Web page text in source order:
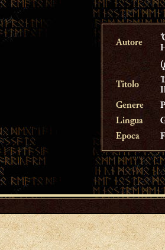
Autore
(
Titolo
Genere
Lingua
Epoca